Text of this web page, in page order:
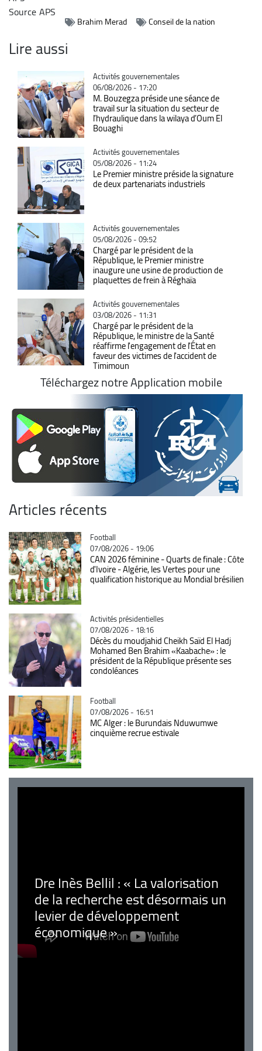
SourceAPS
Brahim Merad Conseil de la nation
Lire aussi
Catégorie
Activités gouvernementales
06/08/2026 - 17:20
M. Bouzegza préside une séance de
travail sur la situation du secteur de
l’hydraulique dans la wilaya d’Oum El
Bouaghi
Catégorie
Activités gouvernementales
05/08/2026 - 11:24
Le Premier ministre préside la signature
de deux partenariats industriels
Catégorie
Activités gouvernementales
05/08/2026 - 09:52
Chargé par le président de la
République, le Premier ministre
inaugure une usine de production de
plaquettes de frein à Réghaïa
Catégorie
Activités gouvernementales
03/08/2026 - 11:31
Chargé par le président de la
République, le ministre de la Santé
réaffirme l'engagement de l'État en
faveur des victimes de l'accident de
Timimoun
Téléchargez notre Application mobile
Articles récents
Catégorie
Football
07/08/2026 - 19:06
CAN 2026 féminine - Quarts de finale : Côte
d'Ivoire - Algérie, les Vertes pour une
qualification historique au Mondial brésilien
Catégorie
Activités présidentielles
07/08/2026 - 18:16
Décès du moudjahid Cheikh Saïd El Hadj
Mohamed Ben Brahim «Kaabache» : le
président de la République présente ses
condoléances
Catégorie
Football
07/08/2026 - 16:51
MC Alger : le Burundais Nduwumwe
cinquième recrue estivale
Dre Inès Bellil : « La valorisation
de la recherche est désormais un
levier de développement
économique »